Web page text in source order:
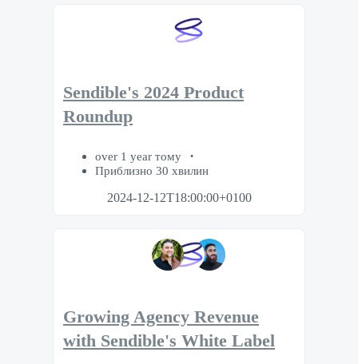
Sendible's 2024 Product
Roundup
over 1 year тому
Приблизно 30 хвилин
2024-12-12T18:00:00+0100
Growing Agency Revenue
with Sendible's White Label